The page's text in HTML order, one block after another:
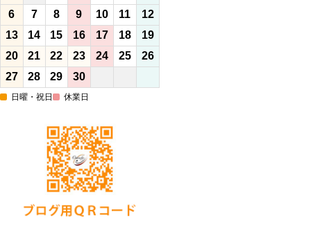
6
7 8 9 10 11
12
13
14 15 16 17 18
19
20
21 22 23 24 25
26
27
28 29 30
日曜・祝日 休業日